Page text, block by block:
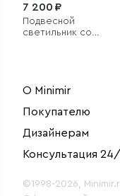
7 200 ₽
Подвесной
светильник со
О Minimir
Покупателю
Дизайнерам
Консультация
©1998-2026,